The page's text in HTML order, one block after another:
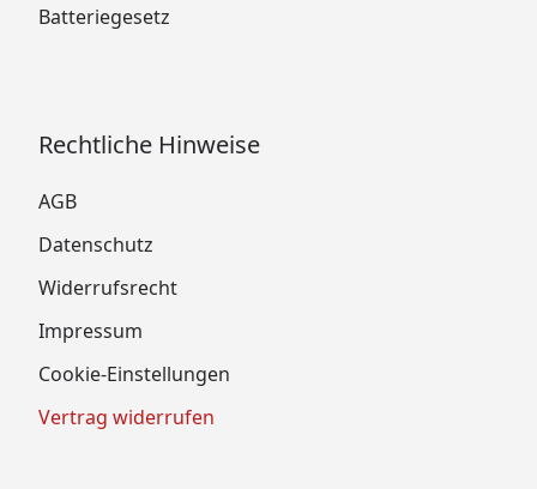
Batteriegesetz
Rechtliche Hinweise
AGB
Datenschutz
Widerrufsrecht
Impressum
Cookie-Einstellungen
Vertrag widerrufen